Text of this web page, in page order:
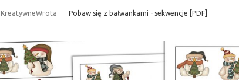
KreatywneWrota Pobaw się z bałwankami - sekwencje [PDF]